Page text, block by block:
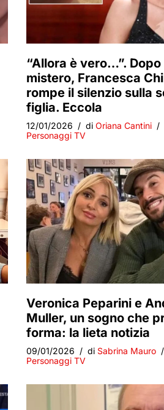
“Allora è vero…”. Dopo
mistero, Francesca
rompe il silenzio sulla
figlia. Eccola
12/01/2026 di Oriana Cantini
Personaggi TV
Veronica Peparini e
Muller, un sogno che
forma: la lieta notizia
09/01/2026 di Sabrina Mauro
Personaggi TV